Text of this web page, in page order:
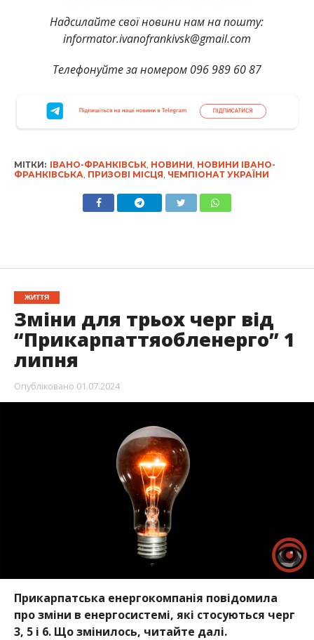
Надсилайте свої новини нам на пошту:
informator.ivanofrankivsk@gmail.com
Телефонуйте за номером 096 989 60 87
МІТКИ: ІВАНО-ФРАНКІВСЬК, НОВИНИ НОВИНИ ІВАНО-
ФРАНКІВСЬКА ПРИЗОВІ МІСЦЯ ЧЕМПІОНАТ УКРАЇНИ
ЖИТТЯ
Зміни для трьох черг від
“Прикарпаттяобленерго” 1
липня
Опубліковано 01.07.2024
Прикарпатська енергокомпанія повідомила
про зміни в енергосистемі, які стосуються черг
3, 5 і 6. Що змінилось, читайте далі.